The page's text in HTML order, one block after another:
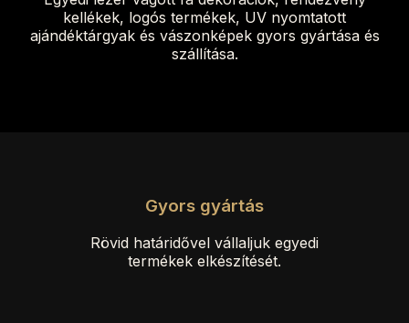
kellékek, logós termékek, UV nyomtatott
ajándéktárgyak és vászonképek gyors gyártása és
szállítása.
Gyors gyártás
Rövid határidővel vállaljuk egyedi
termékek elkészítését.